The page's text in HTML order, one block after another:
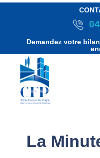
Demandez votre
P
La